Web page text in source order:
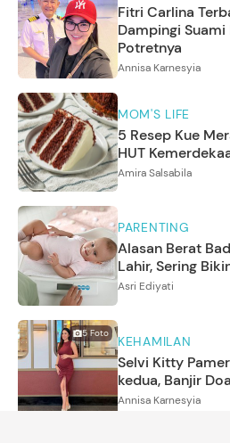
Fitri Carlina
Dampingi
Potretnya
Annisa Karnesyia
MOM'S LIFE
5 Resep Kue
HUT
Amira Salsabila
PARENTING
Alasan Berat
Lahir, Sering
Asri Ediyati
5 Foto KEHAMILAN
Selvi Kitty
kedua, Banjir
Annisa Karnesyia